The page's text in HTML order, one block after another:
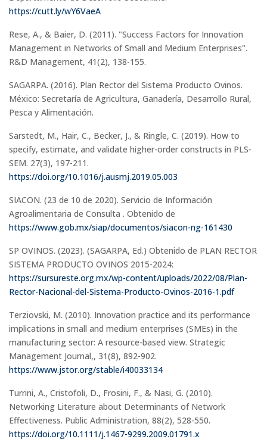
https://cutt.ly/wY6VaeA
Rese, A., & Baier, D. (2011). "Success Factors for Innovation
Management in Networks of Small and Medium Enterprises".
R&D Management, 41(2), 138-155.
SAGARPA. (2016). Plan Rector del Sistema Producto Ovinos.
México: Secretaría de Agricultura, Ganadería, Desarrollo Rural,
Pesca y Alimentación.
Sarstedt, M., Hair, C., Becker, J., & Ringle, C. (2019). How to
specify, estimate, and validate higher-order constructs in PLS-
SEM. 27(3), 197-211.
https://doi.org/10.1016/j.ausmj.2019.05.003
SIACON. (23 de 10 de 2020). Servicio de Información
Agroalimentaria de Consulta . Obtenido de
https://www.gob.mx/siap/documentos/siacon-ng-161430
SP OVINOS. (2023). (SAGARPA, Ed.) Obtenido de PLAN RECTOR
SISTEMA PRODUCTO OVINOS 2015-2024:
https://sursureste.org.mx/wp-content/uploads/2022/08/Plan-
Rector-Nacional-del-Sistema-Producto-Ovinos-2016-1.pdf
Terziovski, M. (2010). Innovation practice and its performance
implications in small and medium enterprises (SMEs) in the
manufacturing sector: A resource-based view. Strategic
Management Journal,, 31(8), 892-902.
https://www.jstor.org/stable/i40033134
Turrini, A., Cristofoli, D., Frosini, F., & Nasi, G. (2010).
Networking Literature about Determinants of Network
Effectiveness. Public Administration, 88(2), 528-550.
https://doi.org/10.1111/j.1467-9299.2009.01791.x